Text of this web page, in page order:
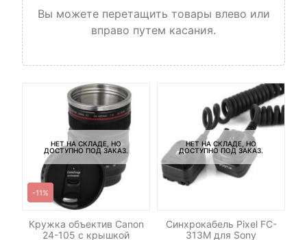
Вы можете перетащить товары влево или
вправо путем касания.
НЕТ НА СКЛАДЕ, НО
ДОСТУПНО ПОД ЗАКАЗ.
-11%
Кружка объектив Canon
24-105 c крышкой
НЕТ НА СКЛАДЕ, НО
ДОСТУПНО ПОД ЗАКАЗ.
Синхрокабель Pixel FC-
313M для Sony